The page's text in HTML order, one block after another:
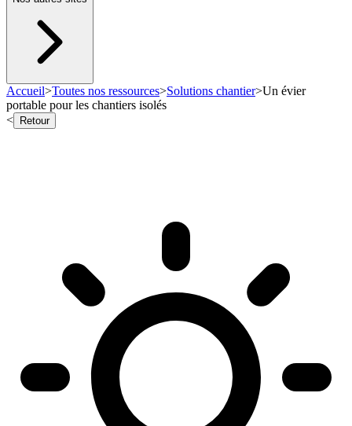
Accueil>Toutes nos ressources>Solutions chantier>Un évier
portable pour les chantiers isolés
<
Retour